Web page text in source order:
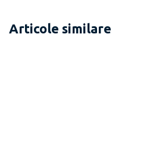
Articole similare